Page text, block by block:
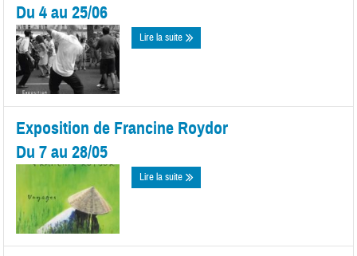
Du 4 au 25/06
Lire la suite
Exposition de Francine Roydor
Du 7 au 28/05
Lire la suite